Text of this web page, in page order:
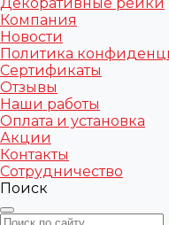
Компания
Новости
Политика
Сертификаты
Отзывы
Наши работы
Оплата и установка
Акции
Контакты
Сотрудничество
Поиск